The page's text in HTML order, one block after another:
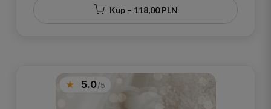
Kup – 118,00 PLN
5.0